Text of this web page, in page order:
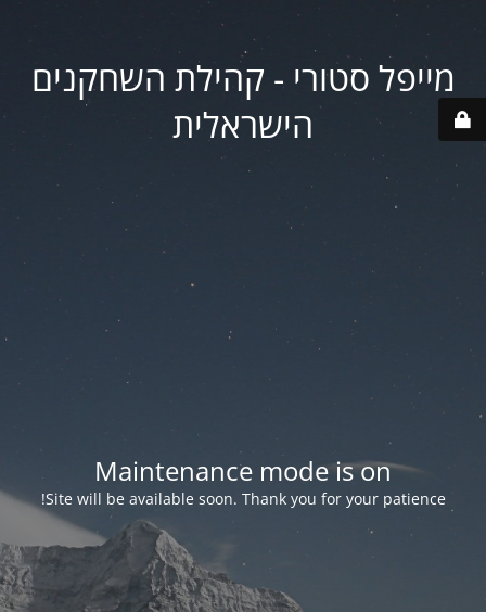
מייפל סטורי - קהילת השחקנים
הישראלית
Maintenance mode is on
Site will be available soon. Thank you for your patience!